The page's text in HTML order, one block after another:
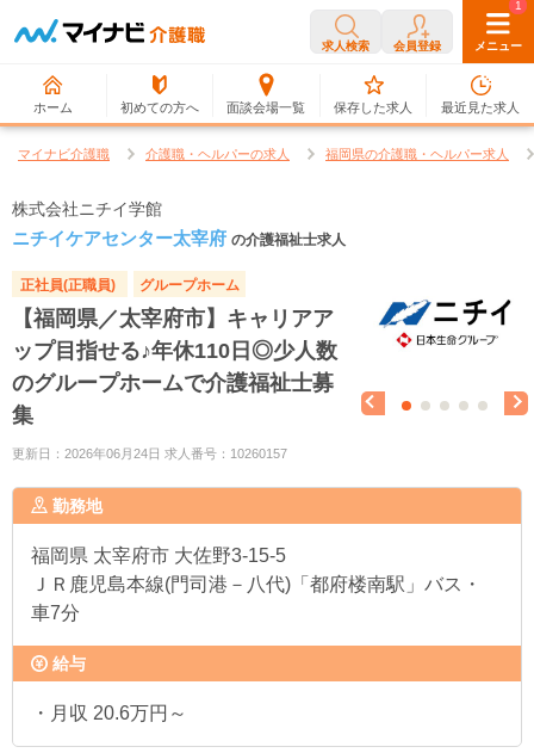
求人検索 会員登録 メニュー
ホーム 初めての方へ 面談会場一覧
0
保存した求人
1
最近見た求人
マイナビ介護職 介護職・ヘルパーの求人 福岡県の介護職・ヘルパー求人
株式会社ニチイ学館
ニチイケアセンター太宰府 の介護福祉士求人
正社員(正職員) グループホーム
【福岡県／太宰府市】キャリアア
ップ目指せる♪年休110日◎少人数
のグループホームで介護福祉士募
集
更新日：2026年06月24日 求人番号：10260157
勤務地
福岡県 太宰府市 大佐野3-15-5
ＪＲ鹿児島本線(門司港－八代)「都府楼南駅」バス・
車7分
給与
・月収 20.6万円～